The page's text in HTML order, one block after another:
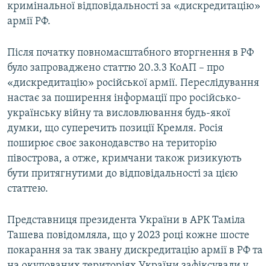
кримінальної відповідальності за «дискредитацію»
армії РФ.
Після початку повномасштабного вторгнення в РФ
було запроваджено статтю 20.3.3 КоАП – про
«дискредитацію» російської армії. Переслідування
настає за поширення інформації про російсько-
українську війну та висловлювання будь-якої
думки, що суперечить позиції Кремля. Росія
поширює своє законодавство на територію
півострова, а отже, кримчани також ризикують
бути притягнутими до відповідальності за цією
статтею.
Представниця президента України в АРК Таміла
Ташева повідомляла, що у 2023 році кожне шосте
покарання за так звану дискредитацію армії в РФ та